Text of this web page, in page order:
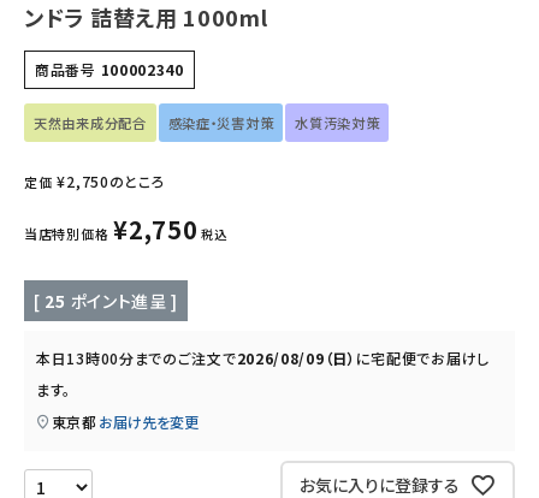
日用品雑貨
フェムケア
キッチン用品
ブランド
ンドラ 詰替え用 1000ml
商品番号 100002340
天然由来成分配合 感染症・災害対策 水質汚染対策
定価 ¥2,750のところ
当店特別価格 ¥2,750 税込
[ 25 ポイント進呈 ]
本日13時00分までのご注文で2026/08/09（日） に宅配便でお届けし
ます。
東京都 お届け先を変更
お気に入りに登録する